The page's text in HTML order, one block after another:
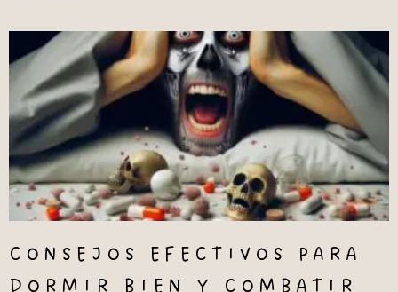
CONSEJOS EFECTIVOS PARA
DORMIR BIEN Y COMBATIR